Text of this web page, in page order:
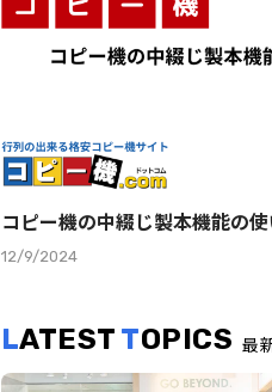
コピー機の中綴じ製本機能の
12/9/2024
LATEST TOPICS 最